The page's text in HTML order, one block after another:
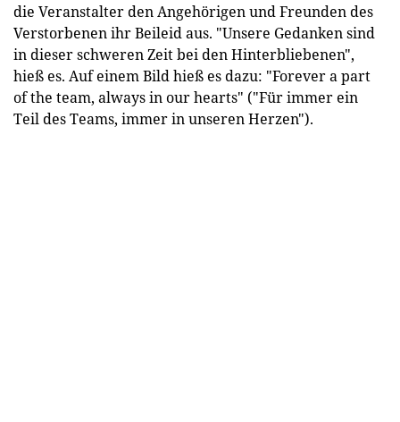
die Veranstalter den Angehörigen und Freunden des
Verstorbenen ihr Beileid aus. "Unsere Gedanken sind
in dieser schweren Zeit bei den Hinterbliebenen",
hieß es. Auf einem Bild hieß es dazu: "Forever a part
of the team, always in our hearts" ("Für immer ein
Teil des Teams, immer in unseren Herzen").